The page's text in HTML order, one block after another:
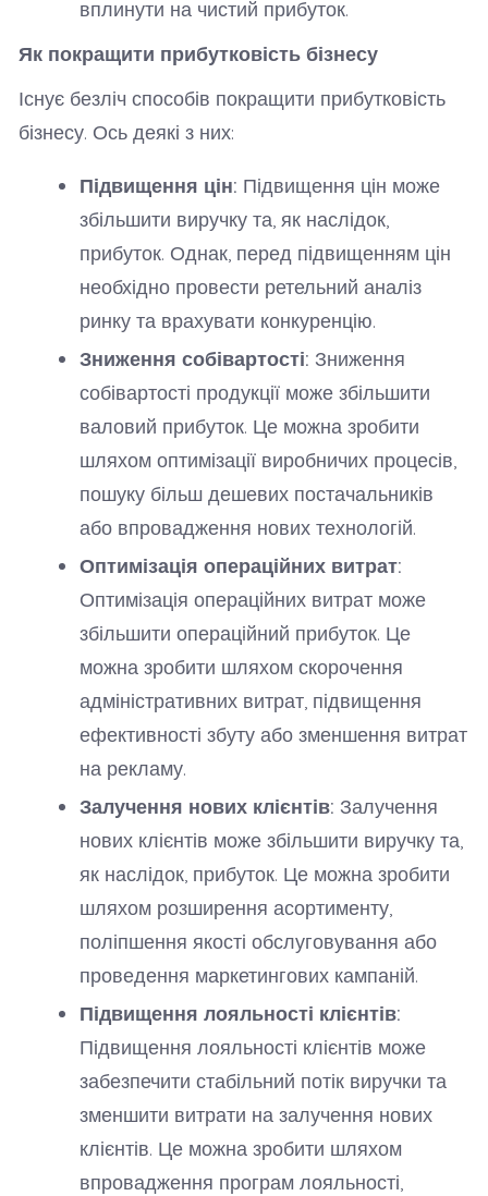
вплинути на чистий прибуток.
Як покращити прибутковість бізнесу
Існує безліч способів покращити прибутковість
бізнесу. Ось деякі з них:
Підвищення цін: Підвищення цін може
збільшити виручку та, як наслідок,
прибуток. Однак, перед підвищенням цін
необхідно провести ретельний аналіз
ринку та врахувати конкуренцію.
Зниження собівартості: Зниження
собівартості продукції може збільшити
валовий прибуток. Це можна зробити
шляхом оптимізації виробничих процесів,
пошуку більш дешевих постачальників
або впровадження нових технологій.
Оптимізація операційних витрат:
Оптимізація операційних витрат може
збільшити операційний прибуток. Це
можна зробити шляхом скорочення
адміністративних витрат, підвищення
ефективності збуту або зменшення витрат
на рекламу.
Залучення нових клієнтів: Залучення
нових клієнтів може збільшити виручку та,
як наслідок, прибуток. Це можна зробити
шляхом розширення асортименту,
поліпшення якості обслуговування або
проведення маркетингових кампаній.
Підвищення лояльності клієнтів:
Підвищення лояльності клієнтів може
забезпечити стабільний потік виручки та
зменшити витрати на залучення нових
клієнтів. Це можна зробити шляхом
впровадження програм лояльності,